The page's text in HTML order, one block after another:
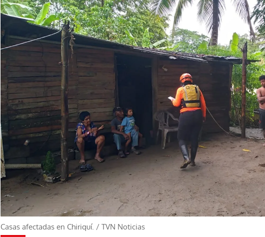
Casas afectadas en Chiriquí. / TVN Noticias